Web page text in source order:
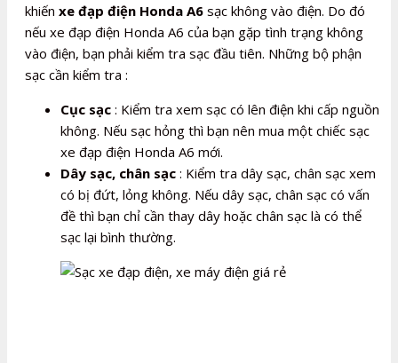
khiến xe đạp điện Honda A6 sạc không vào điện. Do đó
nếu xe đạp điện Honda A6 của bạn gặp tình trạng không
vào điện, bạn phải kiểm tra sạc đầu tiên. Những bộ phận
sạc cần kiểm tra :
Cục sạc : Kiểm tra xem sạc có lên điện khi cấp nguồn
không. Nếu sạc hỏng thì bạn nên mua một chiếc sạc
xe đạp điện Honda A6 mới.
Dây sạc, chân sạc : Kiểm tra dây sạc, chân sạc xem
có bị đứt, lỏng không. Nếu dây sạc, chân sạc có vấn
đề thì bạn chỉ cần thay dây hoặc chân sạc là có thể
sạc lại bình thường.